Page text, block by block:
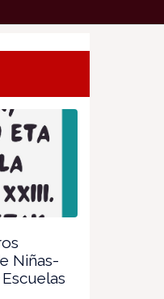
Niñas-